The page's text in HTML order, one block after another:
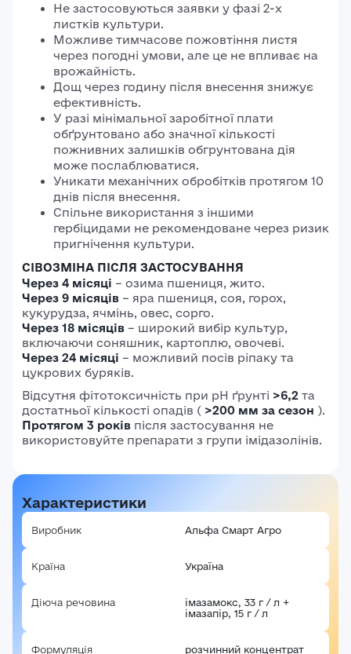
Не застосовуються заявки у фазі 2-х
листків культури.
Можливе тимчасове пожовтіння листя
через погодні умови, але це не впливає на
врожайність.
Дощ через годину після внесення знижує
ефективність.
У разі мінімальної заробітної плати
обґрунтовано або значної кількості
пожнивних залишків обгрунтована дія
може послаблюватися.
Уникати механічних обробітків протягом 10
днів після внесення.
Спільне використання з іншими
гербіцидами не рекомендоване через ризик
пригнічення культури.
СІВОЗМІНА ПІСЛЯ ЗАСТОСУВАННЯ
Через 4 місяці – озима пшениця, жито.
Через 9 місяців – яра пшениця, соя, горох,
кукурудза, ячмінь, овес, сорго.
Через 18 місяців – широкий вибір культур,
включаючи соняшник, картоплю, овочеві.
Через 24 місяці – можливий посів ріпаку та
цукрових буряків.
Відсутня фітотоксичність при pH ґрунті >6,2 та
достатньої кількості опадів ( >200 мм за сезон ).
Протягом 3 років після застосування не
використовуйте препарати з групи імідазолінів.
Характеристики
Виробник Альфа Смарт Агро
Країна Україна
Діюча речовина
імазамокс, 33 г / л +
імазапір, 15 г / л
Формуляція розчинний концентрат